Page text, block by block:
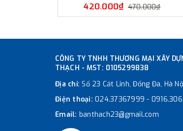
420.000₫ 470.000₫
CÔNG TY TNHH THƯƠNG MẠI XÂY
THẠCH - MST: 0105299838
Địa chỉ:Số 23 Cát Linh, Đống Đa, Hà
Điện thoại: 024.37367999 -
Email: banthach23@gmail.com